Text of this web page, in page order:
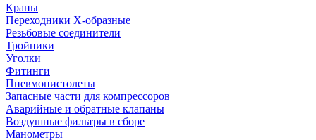
Краны
Переходники Х-образные
Резьбовые соединители
Тройники
Уголки
Фитинги
Пневмопистолеты
Запасные части для компрессоров
Аварийные и обратные клапаны
Воздушные фильтры в сборе
Манометры